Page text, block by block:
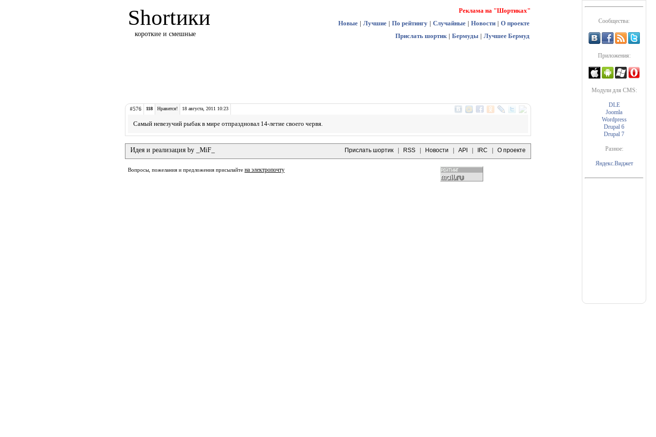
Сообщества:
Приложения:
Модули для CMS:
DLE
Joomla
Wordpress
Drupal 6
Drupal 7
Разное:
Яндекс.Виджет
Shortики
Реклама на "Шортиках"
Новые | Лучшие | По рейтингу | Случайные | Новости | О проекте
Прислать шортик | Бермуды | Лучшее Бермуд
короткие и смешные
#576 118 Нравится! 18 августа, 2011 10:23
Самый невезучий рыбак в мире отпраздновал 14-летие своего червя.
Идея и реализация by _MiF_ Прислать шортик RSS Новости API IRC О проекте
Вопросы, пожелания и предложения присылайте на электропочту